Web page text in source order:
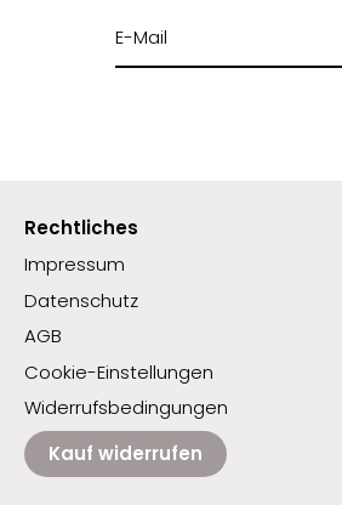
Rechtliches
Impressum
Datenschutz
AGB
Cookie-Einstellungen
Widerrufsbedingungen
Kauf widerrufen